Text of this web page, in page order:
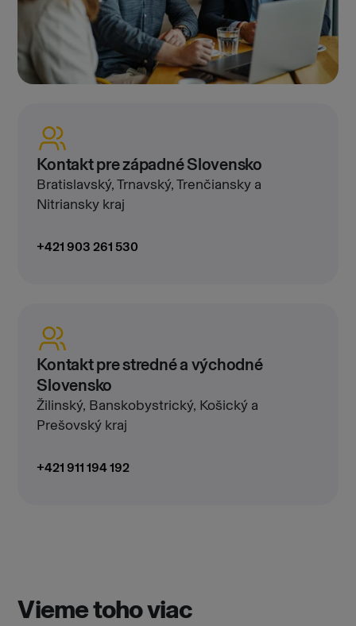
Kontakt pre západné Slovensko
Bratislavský, Trnavský, Trenčiansky a
Nitriansky kraj
+421 903 261 530
Kontakt pre stredné a východné
Slovensko
Žilinský, Banskobystrický, Košický a
Prešovský kraj
+421 911 194 192
Vieme toho viac